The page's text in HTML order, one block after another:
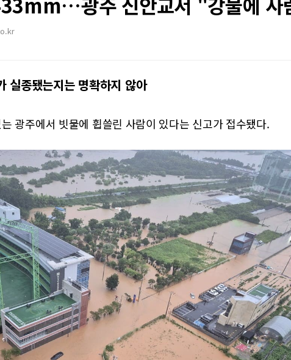
실종됐는지는 명확하지 않아
광주에서 빗물에 휩쓸린 사람이 있다는 신고가 접수됐다.